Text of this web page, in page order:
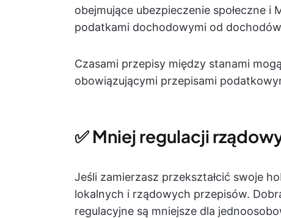
obejmujące ubezpieczenie społeczne
podatkami dochodowymi od
Czasami przepisy między stanami
obowiązującymi przepisami
✅ Mniej regulacji
Jeśli zamierzasz przekształcić swoje
lokalnych i rządowych przepisów.
regulacyjne są mniejsze dla